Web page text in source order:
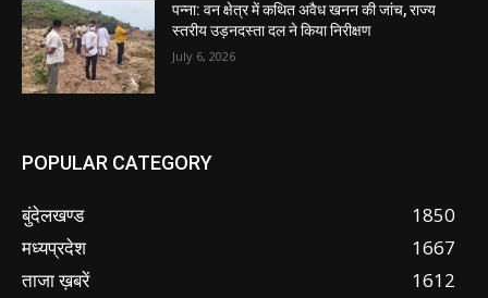
पन्ना: वन क्षेत्र में कथित अवैध खनन की जांच, राज्य
स्तरीय उड़नदस्ता दल ने किया निरीक्षण
July 6, 2026
POPULAR CATEGORY
बुंदेलखण्ड
1850
मध्यप्रदेश
1667
ताजा ख़बरें
1612